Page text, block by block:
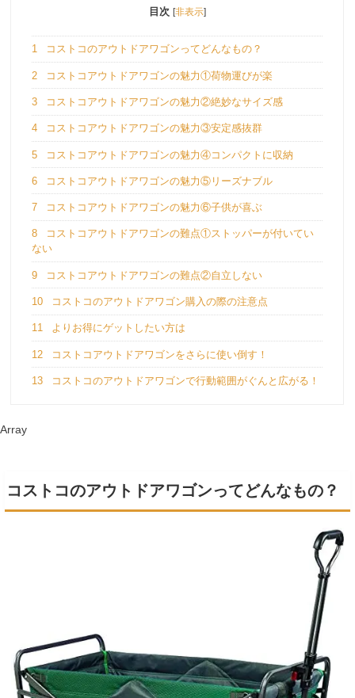
目次 [非表示]
1 コストコのアウトドアワゴンってどんなもの？
2 コストコアウトドアワゴンの魅力①荷物運びが楽
3 コストコアウトドアワゴンの魅力②絶妙なサイズ感
4 コストコアウトドアワゴンの魅力③安定感抜群
5 コストコアウトドアワゴンの魅力④コンパクトに収納
6 コストコアウトドアワゴンの魅力⑤リーズナブル
7 コストコアウトドアワゴンの魅力⑥子供が喜ぶ
8
コストコアウトドアワゴンの難点①ストッパーが付いてい
ない
9 コストコアウトドアワゴンの難点②自立しない
10 コストコのアウトドアワゴン購入の際の注意点
11 よりお得にゲットしたい方は
12 コストコアウトドアワゴンをさらに使い倒す！
13 コストコのアウトドアワゴンで行動範囲がぐんと広がる！
Array
コストコのアウトドアワゴンってどんなもの？